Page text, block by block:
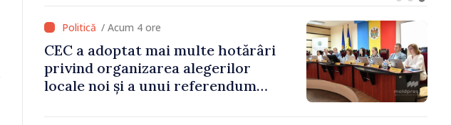
/ Acum 4 ore
CEC a adoptat mai multe hotărâri
privind organizarea alegerilor
locale noi și a unui referendum